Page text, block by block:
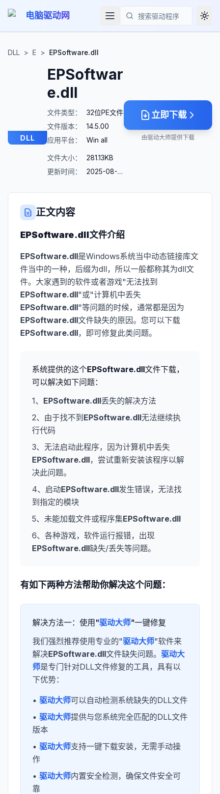
电脑驱动网
搜索
DLL > E > EPSoftware.dll
DLL
EPSoftwar
e.dll
文件类型：
32位PE文件
文件版本：
14.5.00
应用平台：
Win all
文件大小：
281.13KB
更新时间：
2025-08-23
立即下载
由驱动大师提供下载
正文内容
EPSoftware.dll文件介绍
EPSoftware.dll是Windows系统当中动态链接库文
件当中的一种，后缀为dll，所以一般都称其为dll文
件。大家遇到的软件或者游戏"无法找到
EPSoftware.dll"或"计算机中丢失
EPSoftware.dll"等问题的时候，通常都是因为
EPSoftware.dll文件缺失的原因。您可以下载
EPSoftware.dll，即可修复此类问题。
系统提供的这个EPSoftware.dll文件下载，
可以解决如下问题：
1、 EPSoftware.dll丢失的解决方法
2、由于找不到 EPSoftware.dll无法继续执
行代码
3、无法启动此程序，因为计算机中丢失
EPSoftware.dll，尝试重新安装该程序以解
决此问题。
4、启动EPSoftware.dll发生错误，无法找
到指定的模块
5、未能加载文件或程序集EPSoftware.dll
6、各种游戏，软件运行报错，出现
EPSoftware.dll缺失/丢失等问题。
有如下两种方法帮助你解决这个问题：
解决方法一：使用"驱动大师"一键修复
我们强烈推荐使用专业的"驱动大师"软件来
解决EPSoftware.dll文件缺失问题。 驱动大
师是专门针对DLL文件修复的工具，具有以
下优势：
• 驱动大师可以自动检测系统缺失的DLL文件
• 驱动大师提供与您系统完全匹配的DLL文件
版本
• 驱动大师支持一键下载安装，无需手动操
作
• 驱动大师内置安全检测，确保文件安全可
靠